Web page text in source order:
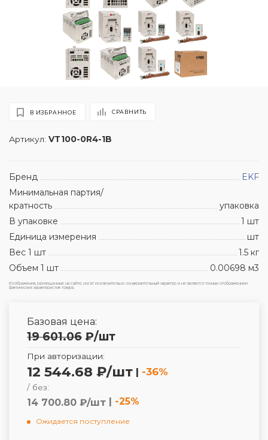
Артикул: VT100-0R4-1B
В ИЗБРАННОЕ СРАВНИТЬ
Бренд
EKF
Минимальная партия/
кратность
упаковка
В упаковке
1 шт
Единица измерения
шт
Вес 1 шт
1.5 кг
Объем 1 шт
0.00698 м3
Изображения, размещенные на сайте, носят исключительно ознакомительный характер и не являются точным отображением
фактических характеристик товара.
Базовая цена:
19 601.06 ₽/шт
При авторизации:
12 544.68 ₽/шт | -36%
/ без:
14 700.80 ₽/шт | -25%
Ожидается поступление